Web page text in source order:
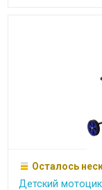
Осталось
Детский